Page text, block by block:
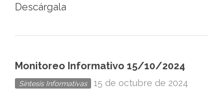
Descárgala
Monitoreo Informativo 15/10/2024
Síntesis Informativas 15 de octubre de 2024